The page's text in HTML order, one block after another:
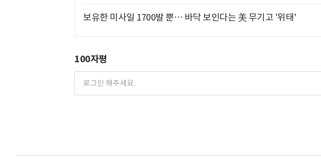
보유한 미사일 1700발 뿐… 바닥 보인다는 美 무기고 '위태'
100자평